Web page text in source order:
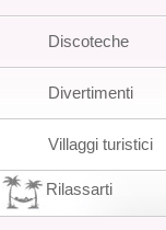
Discoteche
Divertimenti
Villaggi turistici
Rilassarti